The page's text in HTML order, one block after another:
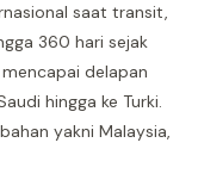
saat transit,
360 hari sejak
delapan
hingga ke Turki.
yakni Malaysia,